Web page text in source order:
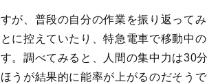
が、普段の自分の作業を振り返って
に控えていたり、特急電車で移動中
す。調べてみると、人間の集中力は30
うが結果的に能率が上がるのだそうで